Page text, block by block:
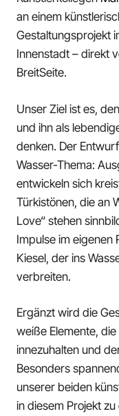
an einem
Gestaltungsprojekt
Innenstadt – direkt
BreitSeite.
Unser Ziel ist es,
und ihn als
denken. Der
Wasser-Thema:
entwickeln sich
Türkistönen, die an
Love“ stehen
Impulse im eigenen
Kiesel, der ins
verbreiten.
Ergänzt wird die
weiße Elemente,
innezuhalten und
Besonders
unserer beiden
in diesem Projekt